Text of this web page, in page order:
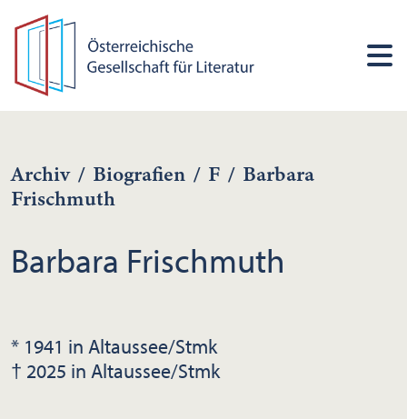
Archiv / Biografien / F / Barbara
Frischmuth
Barbara Frischmuth
* 1941 in Altaussee/Stmk
† 2025 in Altaussee/Stmk